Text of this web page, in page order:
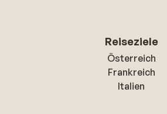
Reiseziele
Österreich
Frankreich
Italien